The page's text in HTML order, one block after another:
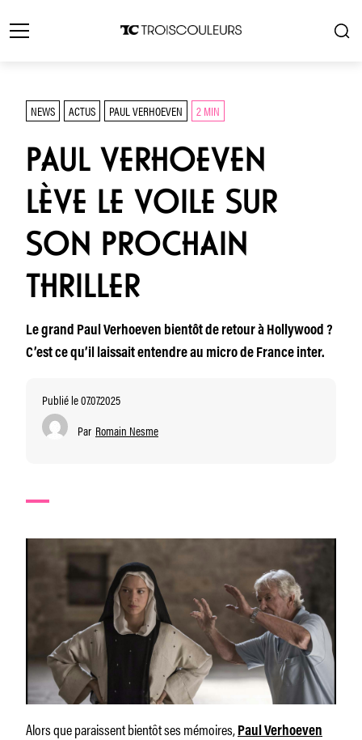
NEWS ACTUS PAUL VERHOEVEN 2 MIN
PAUL VERHOEVEN
LÈVE LE VOILE SUR
SON PROCHAIN
THRILLER
Le grand Paul Verhoeven bientôt de retour à Hollywood ?
C’est ce qu’il laissait entendre au micro de France inter.
Publié le 07.07.2025
Par Romain Nesme
Alors que paraissent bientôt ses mémoires, Paul Verhoeven